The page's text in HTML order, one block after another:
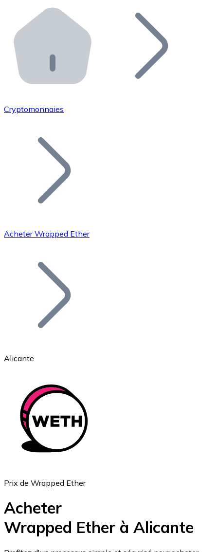
Distributeurs automatiques Bitnovo
Intégrez un ATM Bitnovo dans votre entreprise et
API Bitnovo
Intégrez notre API dans votre écosystème.
Rejoignez notre réseau de distributeurs et
Ajoutez le token de votre projet à notre service
Bitcoin
Ethereum
ETH
USD Coin
Cryptomonnaies
Acheter Wrapped Ether
Alicante
Prix de Wrapped Ether
Acheter
Wrapped Ether à Alicante